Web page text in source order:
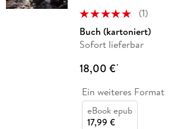
(1)
Buch (kartoniert)
Sofort lieferbar
18,00 €*
Ein weiteres Format
eBook epub
17,99 €